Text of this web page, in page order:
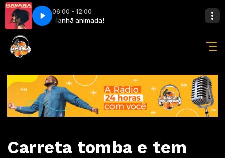
06:00 - 12:00
Manhã animada!
Cabello Havana ft. Young Thug - Camila Cabello
Carreta tomba e tem